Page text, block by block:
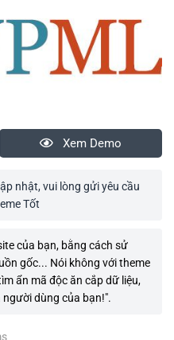
Xem Demo
nhật, vui lòng gửi yêu cầu
Tốt
của bạn, bằng cách sử
gốc... Nói không với theme
ẩn mã độc ăn cắp dữ liệu,
người dùng của bạn!".